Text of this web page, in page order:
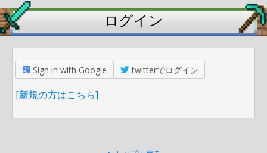
ログイン
Sign in with Google twitterでログイン
[新規の方はこちら]